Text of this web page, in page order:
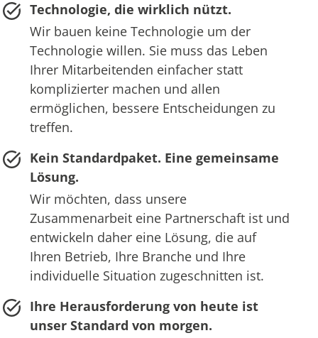
Technologie, die wirklich nützt.
Wir bauen keine Technologie um der
Technologie willen. Sie muss das Leben
Ihrer Mitarbeitenden einfacher statt
komplizierter machen und allen
ermöglichen, bessere Entscheidungen zu
treffen.
Kein Standardpaket. Eine gemeinsame
Lösung.
Wir möchten, dass unsere
Zusammenarbeit eine Partnerschaft ist und
entwickeln daher eine Lösung, die auf
Ihren Betrieb, Ihre Branche und Ihre
individuelle Situation zugeschnitten ist.
Ihre Herausforderung von heute ist
unser Standard von morgen.